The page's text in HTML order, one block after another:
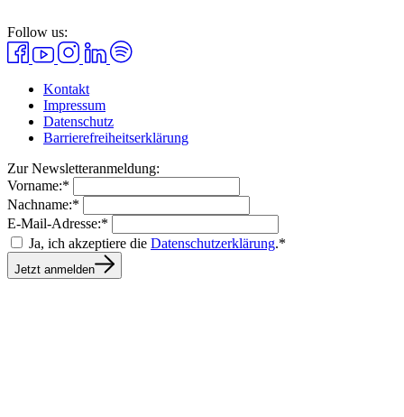
Follow us:
Kontakt
Impressum
Datenschutz
Barrierefreiheitserklärung
Zur Newsletteranmeldung:
Vorname:*
Nachname:*
E-Mail-Adresse:*
Ja, ich akzeptiere die Datenschutzerklärung.*
Jetzt anmelden